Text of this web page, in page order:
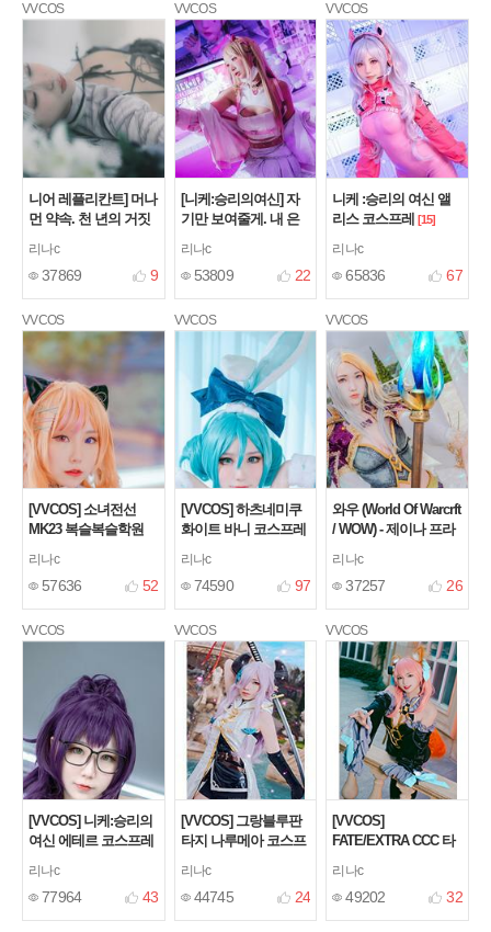
VVCOS
니어 레플리칸트] 머나
먼 약속. 천 년의 거짓
[4]
리나c
37869 9
VVCOS
[니케:승리의여신] 자
기만 보여줄게. 내 은
스프레
리나c
53809 22
VVCOS
니케 :승리의 여신 앨
리스 코스프레
[15]
리나c
65836 67
VVCOS
[VVCOS] 소녀전선
MK23 복슬복슬학원
리나c
57636 52
VVCOS
[VVCOS] 하츠네미쿠
화이트 바니 코스프레
리나c
74590 97
VVCOS
와우 (World Of Warcrft
/ WOW) - 제이나 프라
리나c
37257 26
VVCOS
[VVCOS] 니케:승리의
여신 에테르 코스프레
리나c
77964 43
VVCOS
[VVCOS] 그랑블루판
타지 나루메아 코스프
리나c
44745 24
VVCOS
[VVCOS]
FATE/EXTRA CCC 타
리나c
49202 32